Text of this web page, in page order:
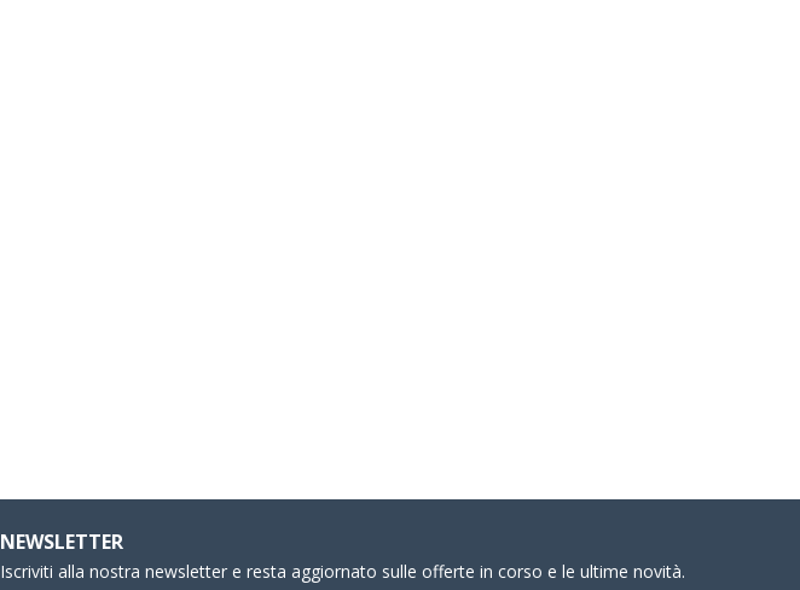
NEWSLETTER
Iscriviti alla nostra newsletter e resta aggiornato sulle offerte in corso e le ultime novità.